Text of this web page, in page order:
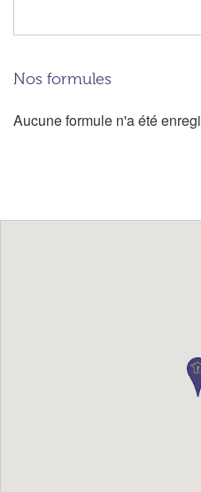
Nos formules
Aucune formule n'a été